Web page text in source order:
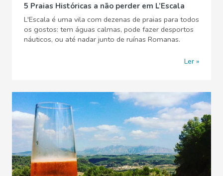
5 Praias Históricas a não perder em L’Escala
L'Escala é uma vila com dezenas de praias para todos
os gostos: tem águas calmas, pode fazer desportos
náuticos, ou até nadar junto de ruínas Romanas.
Ler